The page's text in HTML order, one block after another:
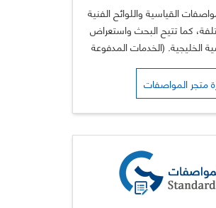
القياسية واللوائح الفنية
كما تتيح البحث واستعراض
الخليجية. (الخدمات المدفوعة
متجر المواصفات